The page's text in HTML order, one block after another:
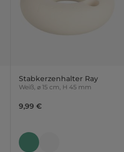
Stabkerzenhalter Ray
Weiß, ⌀ 15 cm, H 45 mm
9,99 €